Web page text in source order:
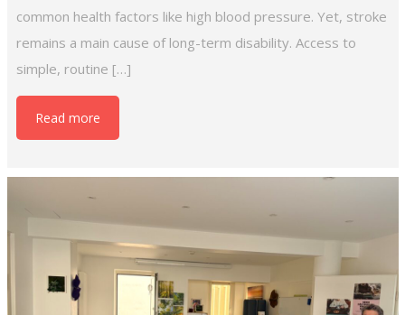
common health factors like high blood pressure. Yet, stroke
remains a main cause of long-term disability. Access to
simple, routine […]
Read more